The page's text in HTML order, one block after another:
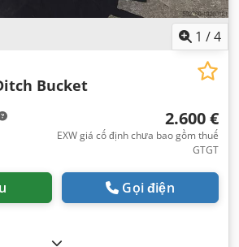
1 /4
Bucket
2.600 €
EXW giá cố định chưa bao gồm thuế
GTGT
Gọi điện